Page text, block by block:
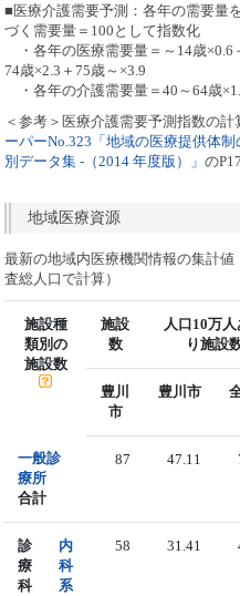
■医療介護需要予測：各年の需要量
づく需要量＝100として指数化
・各年の医療需要量＝～14歳×0.6
74歳×2.3＋75歳～×3.9
・各年の介護需要量＝40～64歳
＜参考＞医療介護需要予測指数の計
ーパーNo.323「地域の医療提供体
別データ集 -（2014 年度版）」の
地域医療資源
最新の地域内医療機関情報の集計
査総人口で計算）
施設種
類別の
施設数
施設
数
人口10万人
り施設
豊川
市
豊川市
一般診
療所
合計
87 47.11
診
療
科
内
科
系
58 31.41